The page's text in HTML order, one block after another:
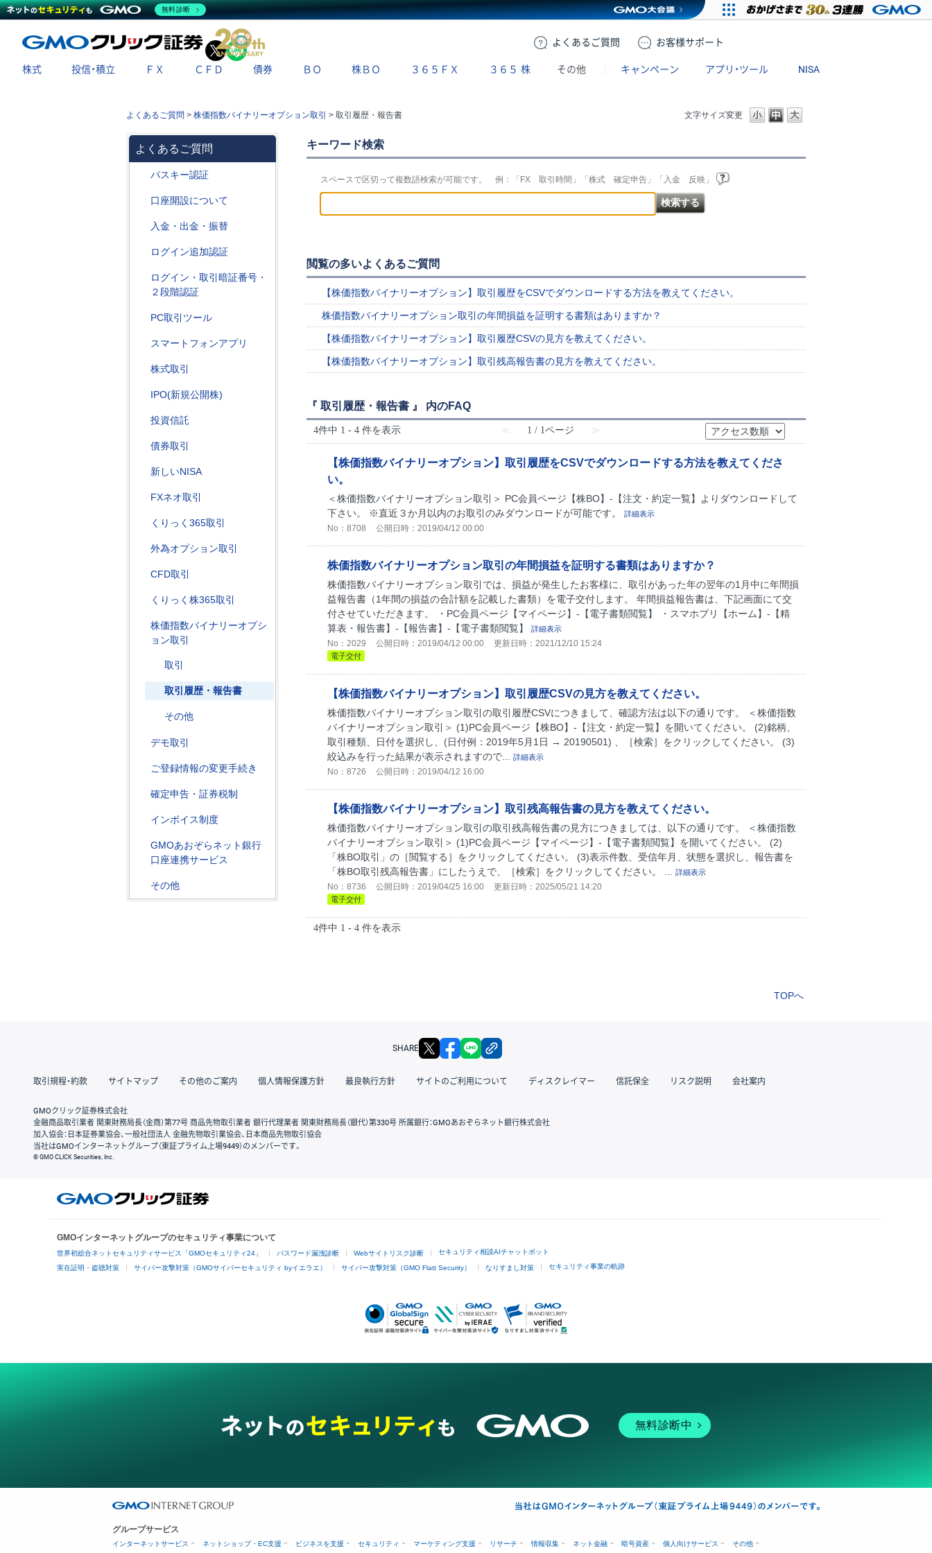
よくある ご質問 お客様サポート
X
株式 投信・積立 ＦＸ ＣＦＤ 債券 ＢＯ 株ＢＯ ３６５ＦＸ ３６５ 株 その他 キャンペーン アプリ・ツール NISA
文字サイズ変更
よくあるご質問 > 株価指数バイナリーオプション取引 > 取引履歴・報告書
よくあるご質問
パスキー認証
口座開設について
入金・出金・振替
ログイン追加認証
ログイン・取引暗証番号・
２段階認証
PC取引ツール
スマートフォンアプリ
株式取引
IPO(新規公開株)
投資信託
債券取引
新しいNISA
FXネオ取引
くりっく365取引
外為オプション取引
CFD取引
くりっく株365取引
株価指数バイナリーオプシ
ョン取引
取引
取引履歴・報告書
その他
デモ取引
ご登録情報の変更手続き
確定申告・証券税制
インボイス制度
GMOあおぞらネット銀行
口座連携サービス
その他
キーワード検索
スペースで区切って複数語検索が可能です。 例：「FX 取引時間」「株式 確定申告」「入金 反映」
閲覧の多いよくあるご質問
【株価指数バイナリーオプション】取引履歴をCSVでダウンロードする方法を教えてください。
株価指数バイナリーオプション取引の年間損益を証明する書類はありますか？
【株価指数バイナリーオプション】取引履歴CSVの見方を教えてください。
【株価指数バイナリーオプション】取引残高報告書の見方を教えてください。
『 取引履歴・報告書 』 内のFAQ
4件中 1 - 4 件を表示 ≪ 1 / 1ページ ≫
【株価指数バイナリーオプション】取引履歴をCSVでダウンロードする方法を教えてくださ
い。
＜株価指数バイナリーオプション取引＞ PC会員ページ【株BO】-【注文・約定一覧】よりダウンロードして
下さい。 ※直近３か月以内のお取引のみダウンロードが可能です。
詳細表示
No：8708 公開日時：2019/04/12 00:00
株価指数バイナリーオプション取引の年間損益を証明する書類はありますか？
株価指数バイナリーオプション取引では、損益が発生したお客様に、取引があった年の翌年の1月中に年間損
益報告書（1年間の損益の合計額を記載した書類）を電子交付します。 年間損益報告書は、下記画面にて交
付させていただきます。 ・PC会員ページ【マイページ】-【電子書類閲覧】 ・スマホプリ【ホーム】-【精
算表・報告書】-【報告書】-【電子書類閲覧】
詳細表示
No：2029 公開日時：2019/04/12 00:00 更新日時：2021/12/10 15:24
電子交付
【株価指数バイナリーオプション】取引履歴CSVの見方を教えてください。
株価指数バイナリーオプション取引の取引履歴CSVにつきまして、確認方法は以下の通りです。 ＜株価指数
バイナリーオプション取引＞ (1)PC会員ページ【株BO】-【注文・約定一覧】を開いてください。 (2)銘柄、
取引種類、日付を選択し、(日付例：2019年5月1日 → 20190501) 、［検索］をクリックしてください。 (3)
絞込みを行った結果が表示されますので...
詳細表示
No：8726 公開日時：2019/04/12 16:00
【株価指数バイナリーオプション】取引残高報告書の見方を教えてください。
株価指数バイナリーオプション取引の取引残高報告書の見方につきましては、以下の通りです。 ＜株価指数
バイナリーオプション取引＞ (1)PC会員ページ【マイページ】-【電子書類閲覧】を開いてください。 (2)
「株BO取引」の［閲覧する］をクリックしてください。 (3)表示件数、受信年月、状態を選択し、報告書を
「株BO取引残高報告書」にしたうえで、［検索］をクリックしてください。 ...
詳細表示
No：8736 公開日時：2019/04/25 16:00 更新日時：2025/05/21 14:20
電子交付
4件中 1 - 4 件を表示
TOPへ
SHARE X facebook
取引規程・約款 サイトマップ その他のご案内 個人情報保護方針 最良執行方針 サイトのご利用について ディスクレイマー 信託保全 リスク説明 会社案内
GMOクリック証券株式会社
金融商品取引業者 関東財務局長（金商）第77号 商品先物取引業者 銀行代理業者 関東財務局長（銀代）第330号 所属銀行：GMOあおぞらネット銀行株式会社
加入協会：日本証券業協会、一般社団法人 金融先物取引業協会、日本商品先物取引協会
当社はGMOインターネットグループ（東証プライム上場9449）のメンバーです。
© GMO CLICK Securities, Inc.
GMOインターネットグループのセキュリティ事業について
世界初総合ネットセキュリティサービス「GMOセキュリティ24」 パスワード漏洩診断 Webサイトリスク診断 セキュリティ相談AIチャットボット
実在証明・盗聴対策 サイバー攻撃対策（GMOサイバーセキュリティ byイエラエ） サイバー攻撃対策（GMO Flatt Security） なりすまし対策 セキュリティ事業の軌跡
無料診断中
グループサービス
インターネットサービス ネットショップ・EC支援 ビジネスを支援 セキュリティ マーケティング支援 リサーチ 情報収集 ネット金融 暗号資産 個人向けサービス その他
無料診断